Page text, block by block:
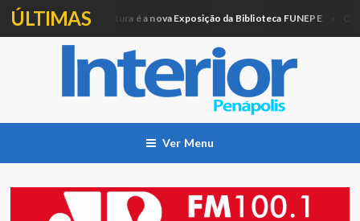
ÚLTIMAS
Artesanato e Pintura é a nova Exposição da Biblioteca FUNEPE Cidade
Ver Menu